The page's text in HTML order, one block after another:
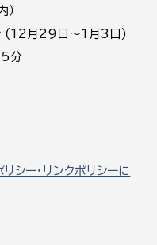
(12月29日～1月3日)
分
シー・リンクポリシーに